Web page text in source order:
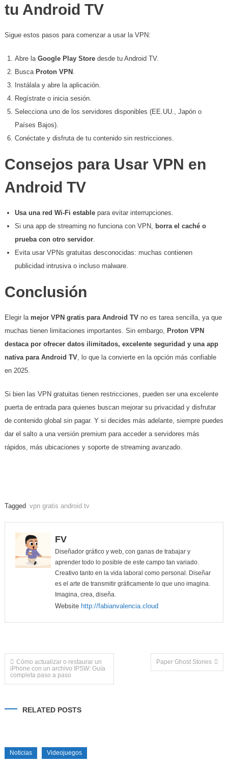
tu Android TV
Sigue estos pasos para comenzar a usar la VPN:
Abre la Google Play Storedesde tu Android TV.
Busca Proton VPN.
Instálala y abre la aplicación.
Regístrate o inicia sesión.
Selecciona uno de los servidores disponibles (EE.UU., Japón o
Países Bajos).
Conéctate y disfruta de tu contenido sin restricciones.
Consejos para Usar VPN en
Android TV
Usa una red Wi-Fi establepara evitar interrupciones.
Si una app de streaming no funciona con VPN, borra el caché o
prueba con otro servidor.
Evita usar VPNs gratuitas desconocidas: muchas contienen
publicidad intrusiva o incluso malware.
Conclusión
Elegir la mejor VPN gratis para Android TVno es tarea sencilla, ya que
muchas tienen limitaciones importantes. Sin embargo, Proton VPN
destaca por ofrecer datos ilimitados, excelente seguridad y una app
nativa para Android TV, lo que la convierte en la opción más confiable
en 2025.
Si bien las VPN gratuitas tienen restricciones, pueden ser una excelente
puerta de entrada para quienes buscan mejorar su privacidad y disfrutar
de contenido global sin pagar. Y si decides más adelante, siempre puedes
dar el salto a una versión premium para acceder a servidores más
rápidos, más ubicaciones y soporte de streaming avanzado.
Tagged vpn gratis android tv
FV
Diseñador gráfico y web, con ganas de trabajar y
aprender todo lo posible de este campo tan variado.
Creativo tanto en la vida laboral como personal. Diseñar
es el arte de transmitir gráficamente lo que uno imagina.
Imagina, crea, diseña.
Website http://fabianvalencia.cloud
Navegación
de
entradas
Cómo actualizar o restaurar un
iPhone con un archivo IPSW: Guía
completa paso a paso
Paper Ghost Stories
RELATED POSTS
Noticias Videojuegos